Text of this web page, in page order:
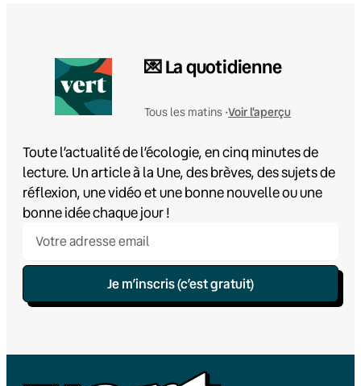
💌 La quotidienne
Tous les matins •Voir l'aperçu
Toute l’actualité de l’écologie, en cinq minutes de
lecture. Un article à la Une, des brèves, des sujets de
réflexion, une vidéo et une bonne nouvelle ou une
bonne idée chaque jour !
Je m’inscris (c’est gratuit)